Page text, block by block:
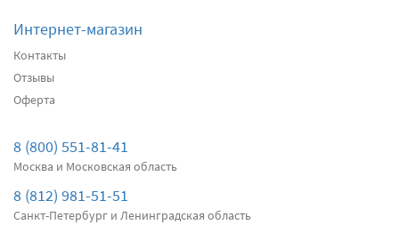
Подробнее
Передние дворники
Интернет-магазин
Контакты
Отзывы
Оферта
8 (800) 551-81-41
Москва и Московская область
8 (812) 981-51-51
Санкт-Петербург и Ленинградская область